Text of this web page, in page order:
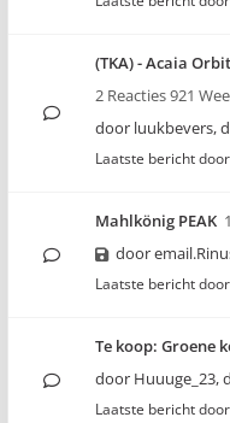
(TKA) - Acaia
2 Reacties 921
door luukbevers,
Laatste bericht door
Mahlkönig PEAK
door
Laatste bericht door
Te koop: Groene
door Huuuge_23,
Laatste bericht door